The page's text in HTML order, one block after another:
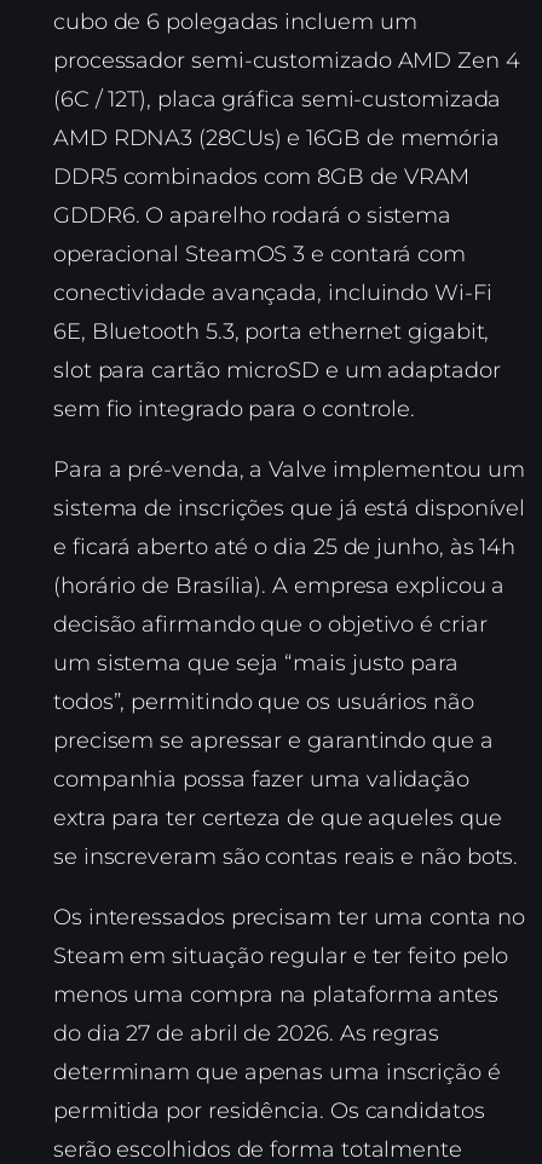
cubo de 6 polegadas incluem um
processador semi-customizado AMD Zen 4
(6C / 12T), placa gráfica semi-customizada
AMD RDNA3 (28CUs) e 16GB de memória
DDR5 combinados com 8GB de VRAM
GDDR6. O aparelho rodará o sistema
operacional SteamOS 3 e contará com
conectividade avançada, incluindo Wi-Fi
6E, Bluetooth 5.3, porta ethernet gigabit,
slot para cartão microSD e um adaptador
sem fio integrado para o controle.
Para a pré-venda, a Valve implementou um
sistema de inscrições que já está disponível
e ficará aberto até o dia 25 de junho, às 14h
(horário de Brasília). A empresa explicou a
decisão afirmando que o objetivo é criar
um sistema que seja “mais justo para
todos”, permitindo que os usuários não
precisem se apressar e garantindo que a
companhia possa fazer uma validação
extra para ter certeza de que aqueles que
se inscreveram são contas reais e não bots.
Os interessados precisam ter uma conta no
Steam em situação regular e ter feito pelo
menos uma compra na plataforma antes
do dia 27 de abril de 2026. As regras
determinam que apenas uma inscrição é
permitida por residência. Os candidatos
serão escolhidos de forma totalmente